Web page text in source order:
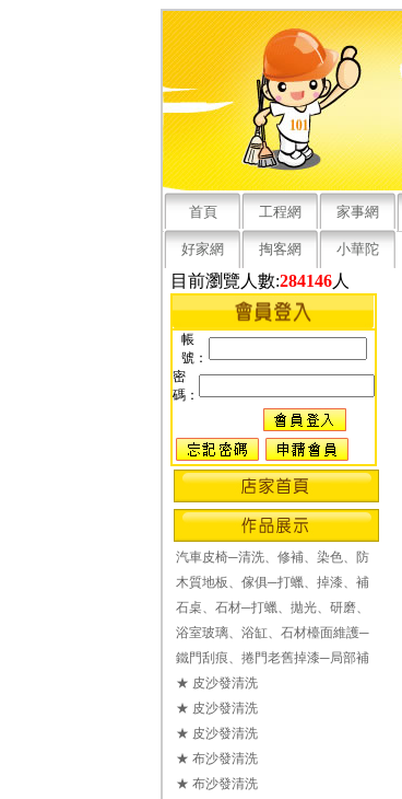
首頁 工程網 家事網
好家網 掏客網 小華陀
目前瀏覽人數:284146人
帳
號：
密
碼：
汽車皮椅─清洗、修補、染色、防
木質地板、傢俱─打蠟、掉漆、補
石桌、石材─打蠟、拋光、研磨、
浴室玻璃、浴缸、石材檯面維護─
鐵門刮痕、捲門老舊掉漆─局部補
★ 皮沙發清洗
★ 皮沙發清洗
★ 皮沙發清洗
★ 布沙發清洗
★ 布沙發清洗